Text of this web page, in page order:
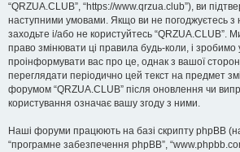
“QRZUA.CLUB”, “https://www.qrzua.club”), ви
наступними умовами. Якщо ви не погоджуєтесь з
заходьте і/або не користуйтесь
право змінювати ці правила будь-коли, і
проінформувати вас про це, однак з вашої
переглядати періодично цей текст на предмет
форумом “QRZUA.CLUB” після оновлення чи
користування означає вашу згоду з ними.
Наші форуми працюють на базі скрипту phpBB
“програмне забезпечення phpBB”,